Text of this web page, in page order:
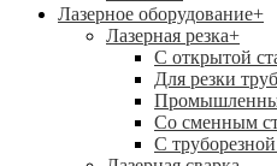
Лазерное оборудование+
Лазерная резка+
С открытой
Для резки труб
Со сменным
С